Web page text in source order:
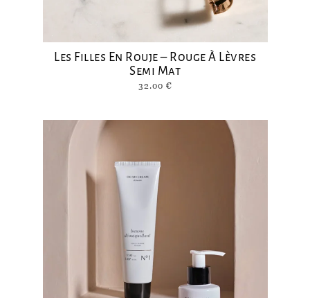
Les Filles En Rouje – Rouge À Lèvres
Semi Mat
32.00 €